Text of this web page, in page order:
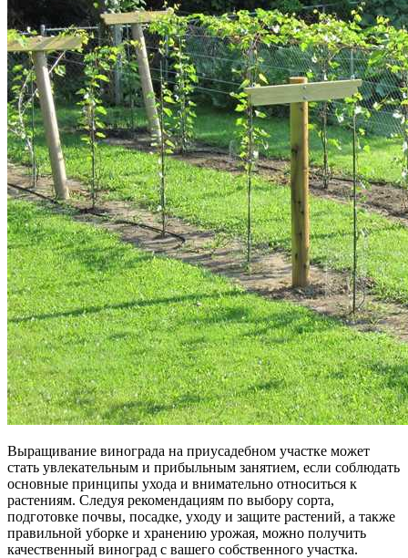
Выращивание винограда на приусадебном участке может
стать увлекательным и прибыльным занятием, если соблюдать
основные принципы ухода и внимательно относиться к
растениям. Следуя рекомендациям по выбору сорта,
подготовке почвы, посадке, уходу и защите растений, а также
правильной уборке и хранению урожая, можно получить
качественный виноград с вашего собственного участка.